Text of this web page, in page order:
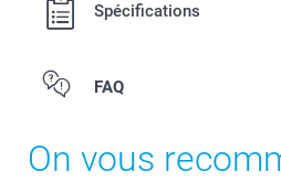
Spécifications
FAQ
On vous